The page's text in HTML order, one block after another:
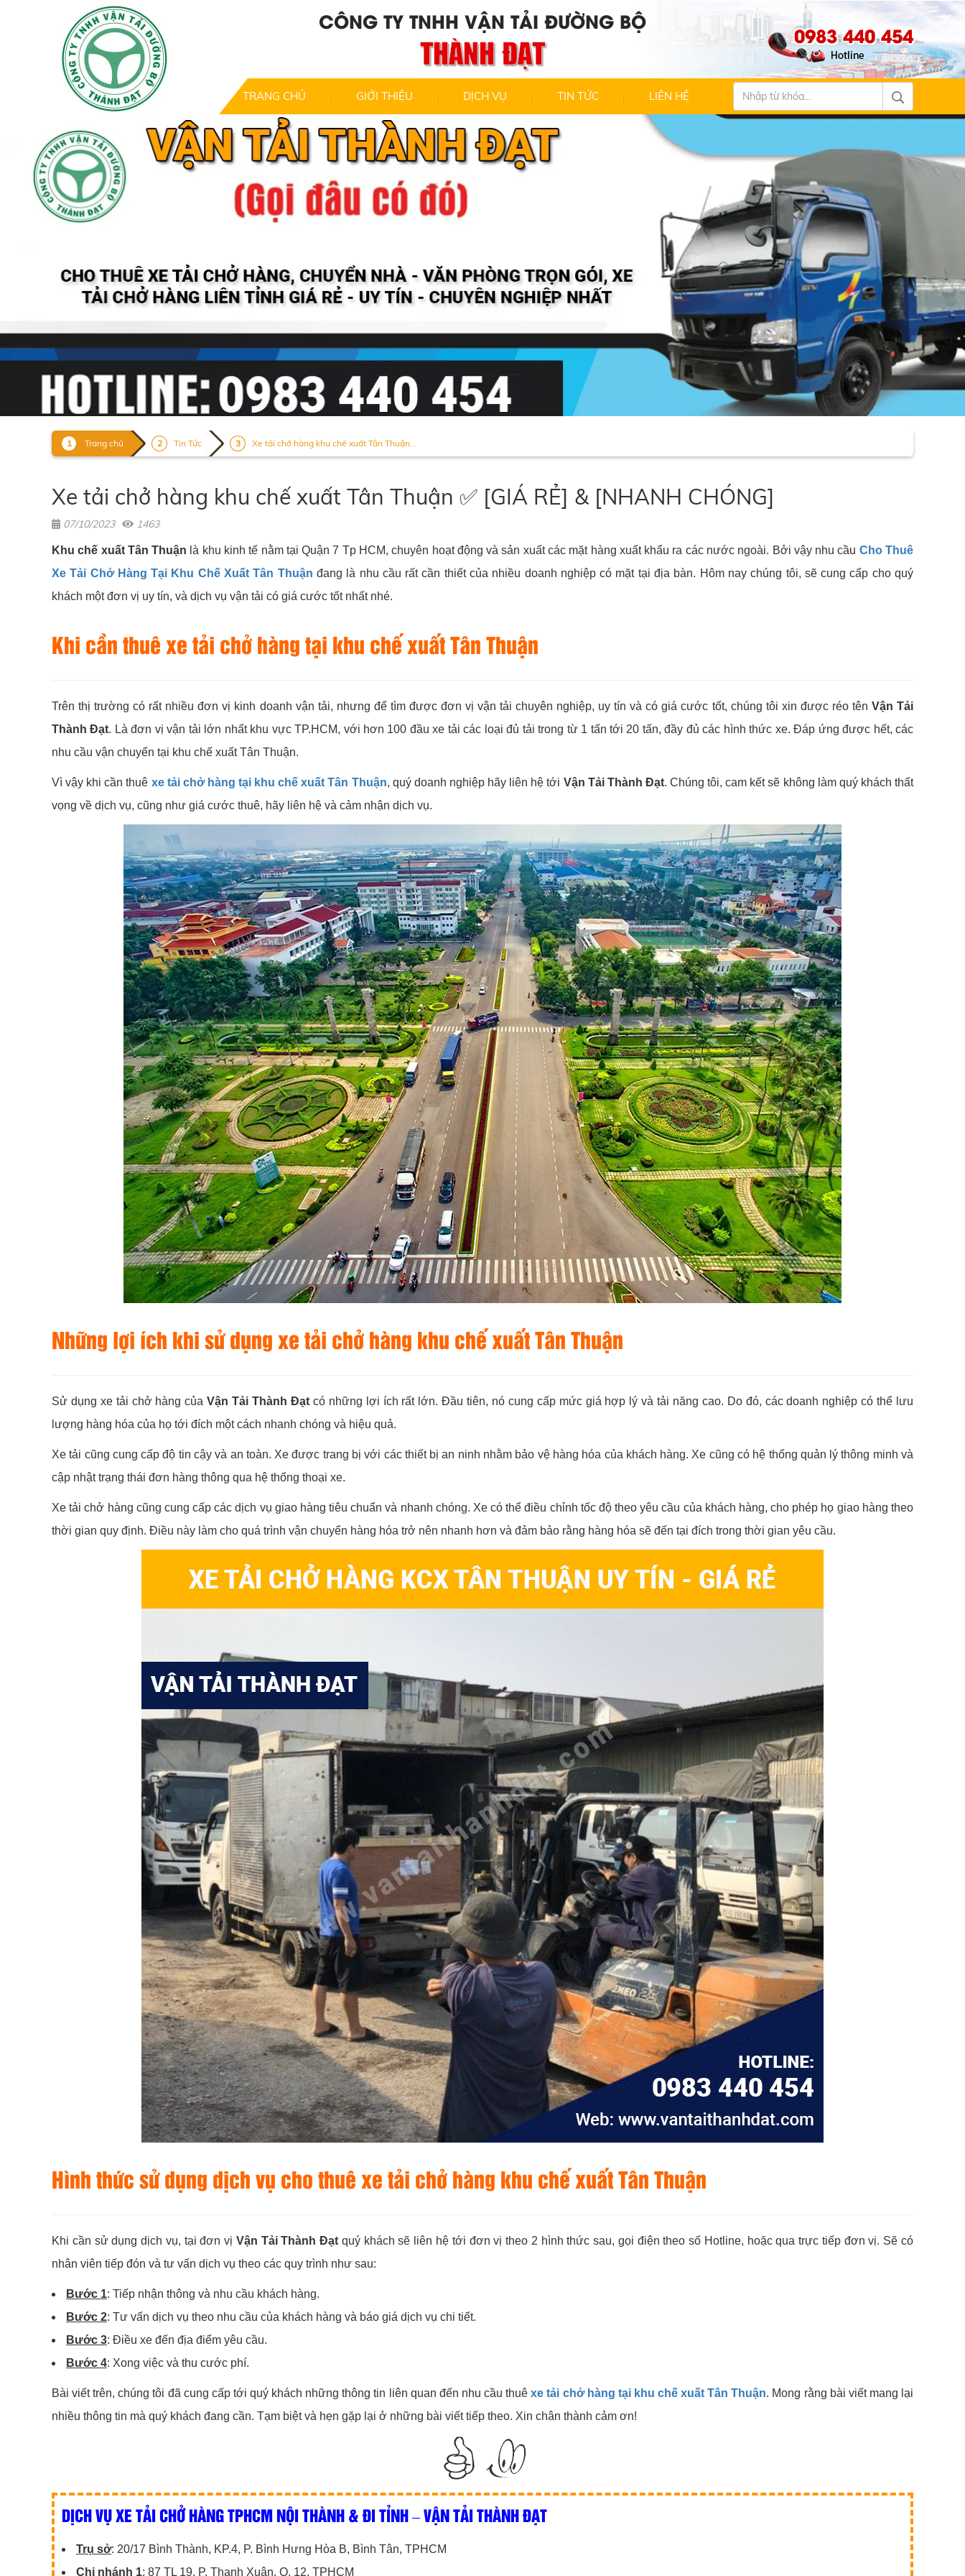
CÔNG TY TNHH VẬN TẢI ĐƯỜNG BỘ
THÀNH ĐẠT 0983 440 454
TRANG CHỦ GIỚI THIỆU DỊCH VỤ TIN TỨC LIÊN HỆ
Trang chủ Tin Tức Xe tải chở hàng khu chế xuất Tân Thuận...
Xe tải chở hàng khu chế xuất Tân Thuận ✅ [GIÁ RẺ] & [NHANH CHÓNG]
07/10/2023 1463
Khu chế xuất Tân Thuận là khu kinh tế nằm tại Quận 7 Tp HCM, chuyên hoạt động và sản xuất các mặt hàng xuất khẩu ra các nước ngoài. Bởi vậy nhu cầu Cho Thuê
Xe Tải Chở Hàng Tại Khu Chế Xuất Tân Thuận đang là nhu cầu rất cần thiết của nhiều doanh nghiệp có mặt tại địa bàn. Hôm nay chúng tôi, sẽ cung cấp cho quý
khách một đơn vị uy tín, và dịch vụ vận tải có giá cước tốt nhất nhé.
Khi cần thuê xe tải chở hàng tại khu chế xuất Tân Thuận
Trên thị trường có rất nhiều đơn vị kinh doanh vận tải, nhưng để tìm được đơn vị vận tải chuyên nghiệp, uy tín và có giá cước tốt, chúng tôi xin được réo tên Vận Tải
Thành Đạt. Là đơn vị vận tải lớn nhất khu vực TP.HCM, với hơn 100 đầu xe tải các loại đủ tải trong từ 1 tấn tới 20 tấn, đầy đủ các hình thức xe. Đáp ứng được hết, các
nhu cầu vận chuyển tại khu chế xuất Tân Thuận.
Vì vậy khi cần thuê xe tải chở hàng tại khu chế xuất Tân Thuận, quý doanh nghiệp hãy liên hệ tới Vận Tải Thành Đạt. Chúng tôi, cam kết sẽ không làm quý khách thất
vọng về dịch vụ, cũng như giá cước thuê, hãy liên hệ và cảm nhận dịch vụ.
Những lợi ích khi sử dụng xe tải chở hàng khu chế xuất Tân Thuận
Sử dụng xe tải chở hàng củaVận Tải Thành Đạtcó những lợi ích rất lớn. Đầu tiên, nó cung cấp mức giá hợp lý và tải năng cao. Do đó, các doanh nghiệp có thể lưu
lượng hàng hóa của họ tới đích một cách nhanh chóng và hiệu quả.
Xe tải cũng cung cấp độ tin cậy và an toàn. Xe được trang bị với các thiết bị an ninh nhằm bảo vệ hàng hóa của khách hàng. Xe cũng có hệ thống quản lý thông minh và
cập nhật trạng thái đơn hàng thông qua hệ thống thoại xe.
Xe tải chở hàng cũng cung cấp các dịch vụ giao hàng tiêu chuẩn và nhanh chóng. Xe có thể điều chỉnh tốc độ theo yêu cầu của khách hàng, cho phép họ giao hàng theo
thời gian quy định. Điều này làm cho quá trình vận chuyển hàng hóa trở nên nhanh hơn và đảm bảo rằng hàng hóa sẽ đến tại đích trong thời gian yêu cầu.
Hình thức sử dụng dịch vụ cho thuê xe tải chở hàng khu chế xuất Tân Thuận
Khi cần sử dụng dịch vụ, tại đơn vị Vận Tải Thành Đạt quý khách sẽ liên hệ tới đơn vị theo 2 hình thức sau, gọi điện theo số Hotline, hoặc qua trực tiếp đơn vị. Sẽ có
nhân viên tiếp đón và tư vấn dịch vụ theo các quy trình như sau:
Bước 1: Tiếp nhận thông và nhu cầu khách hàng.
Bước 2: Tư vấn dịch vụ theo nhu cầu của khách hàng và báo giá dịch vụ chi tiết.
Bước 3: Điều xe đến địa điểm yêu cầu.
Bước 4: Xong việc và thu cước phí.
Bài viết trên, chúng tôi đã cung cấp tới quý khách những thông tin liên quan đến nhu cầu thuêxe tải chở hàng tại khu chế xuất Tân Thuận. Mong rằng bài viết mang lại
nhiều thông tin mà quý khách đang cần. Tạm biệt và hẹn gặp lại ở những bài viết tiếp theo. Xin chân thành cảm ơn!
DỊCH VỤ XE TẢI CHỞ HÀNG TPHCM NỘI THÀNH & ĐI TỈNH – VẬN TẢI THÀNH ĐẠT
Trụ sở: 20/17 Bình Thành, KP.4, P. Bình Hưng Hòa B, Bình Tân, TPHCM
Chi nhánh 1: 87 TL 19, P. Thạnh Xuân, Q. 12, TPHCM